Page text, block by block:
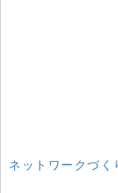
ネットワークづく